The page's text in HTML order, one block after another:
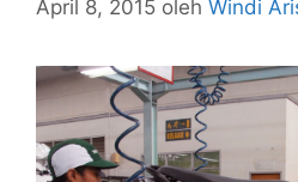
April 8, 2015 oleh Windi